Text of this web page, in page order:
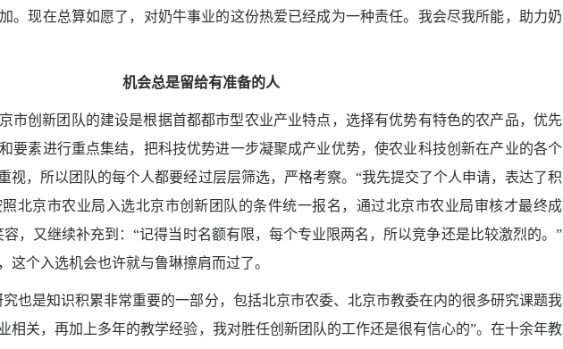
。现在总算如愿了，对奶牛事业的这份热爱已经成为一种责任。我会尽我所能，助力奶
机会总是留给有准备的人
市创新团队的建设是根据首都都市型农业产业特点，选择有优势有特色的农产品，优先
要素进行重点集结，把科技优势进一步凝聚成产业优势，使农业科技创新在产业的各个
视，所以团队的每个人都要经过层层筛选，严格考察。“我先提交了个人申请，表达了积
北京市农业局入选北京市创新团队的条件统一报名，通过北京市农业局审核才最终成
，又继续补充到：“记得当时名额有限，每个专业限两名，所以竞争还是比较激烈的。”
这个入选机会也许就与鲁琳擦肩而过了。
也是知识积累非常重要的一部分，包括北京市农委、北京市教委在内的很多研究课题我
相关，再加上多年的教学经验，我对胜任创新团队的工作还是很有信心的”。在十余年教